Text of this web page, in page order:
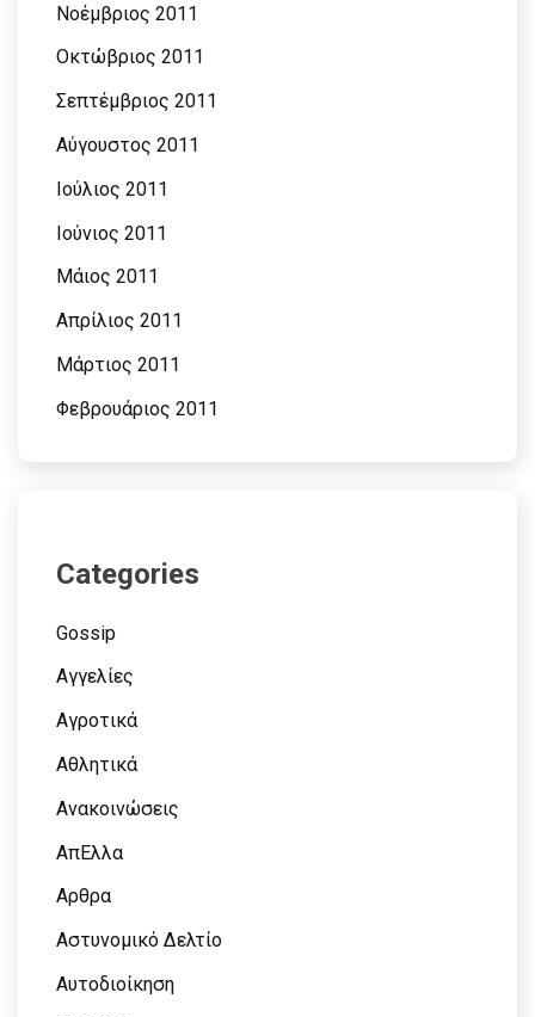
Νοέμβριος 2011
Οκτώβριος 2011
Σεπτέμβριος 2011
Αύγουστος 2011
Ιούλιος 2011
Ιούνιος 2011
Μάιος 2011
Απρίλιος 2011
Μάρτιος 2011
Φεβρουάριος 2011
Categories
Gossip
Αγγελίες
Αγροτικά
Αθλητικά
Ανακοινώσεις
ΑπΕλλα
Αρθρα
Αστυνομικό Δελτίο
Αυτοδιοίκηση